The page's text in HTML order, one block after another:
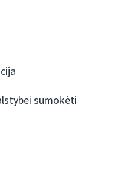
sumokėti